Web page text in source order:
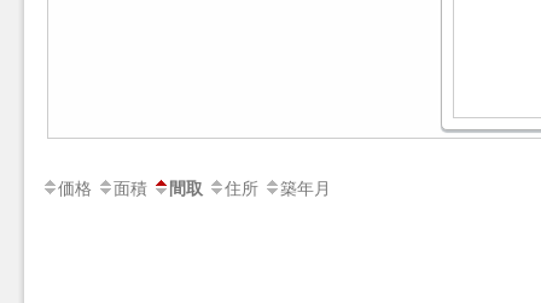
価格 面積 間取 住所 築年月